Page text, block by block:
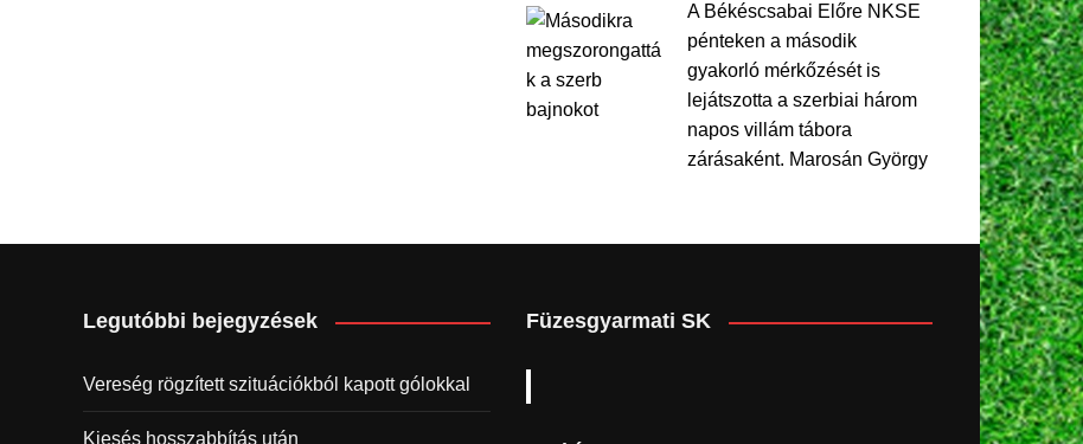
A Békéscsabai Előre NKSE
pénteken a második
gyakorló mérkőzését is
lejátszotta a szerbiai három
napos villám tábora
zárásaként. Marosán György
Legutóbbi bejegyzések
Vereség rögzített szituációkból kapott gólokkal
Kiesés hosszabbítás után
Füzesgyarmati SK